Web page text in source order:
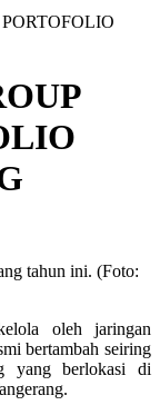
oleh jaringan
bertambah seiring
yang berlokasi di